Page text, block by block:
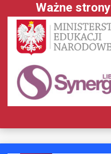
Ważne strony